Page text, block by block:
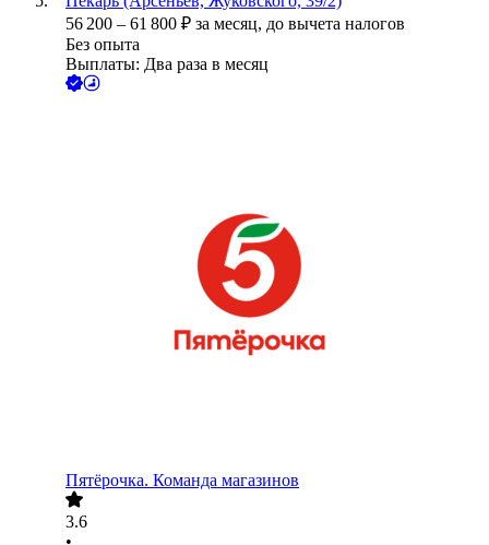
56 200 – 61 800 ₽ за месяц, до вычета налогов
Без опыта
Выплаты: Два раза в месяц
Пятёрочка. Команда магазинов
3.6